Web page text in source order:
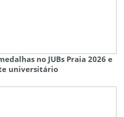
no JUBs Praia 2026 e
universitário